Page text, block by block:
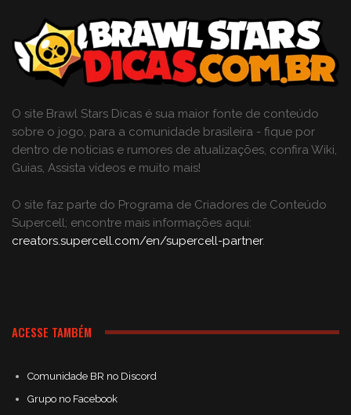
O site Brawl Stars Dicas é sua maior fonte de conteúdo
sobre o jogo, para a comunidade brasileira - fique por
dentro de notícias e rumores de atualizações, confira Wiki,
Guias, Assista vídeos e muito mais!
O site faz parte do Programa de Criadores de Conteúdo
Supercell; encontre mais informações aqui:
creators.supercell.com/en/supercell-partner.
ACESSE TAMBÉM
Comunidade BR no Discord
Grupo no Facebook